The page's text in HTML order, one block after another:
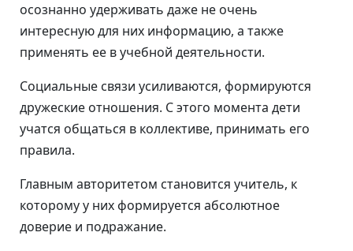
осознанно удерживать даже не очень
интересную для них информацию, а также
применять ее в учебной деятельности.
Социальные связи усиливаются, формируются
дружеские отношения. С этого момента дети
учатся общаться в коллективе, принимать его
правила.
Главным авторитетом становится учитель, к
которому у них формируется абсолютное
доверие и подражание.